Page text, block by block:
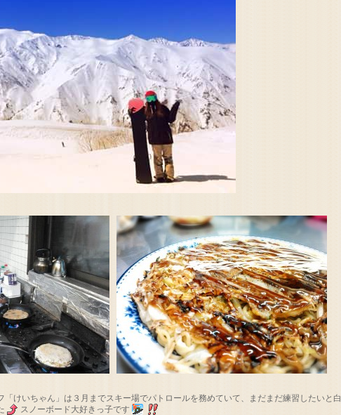
「けいちゃん」は３月までスキー場でパトロールを務めていて、まだまだ練習したいと白
スノーボード大好きっ子です